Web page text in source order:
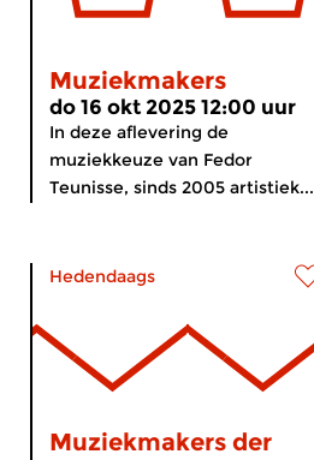
Muziekmakers
do 16 okt 2025 12:00 uur
In deze aflevering de
muziekkeuze van Fedor
Teunisse, sinds 2005 artistiek...
Hedendaags
Muziekmakers der